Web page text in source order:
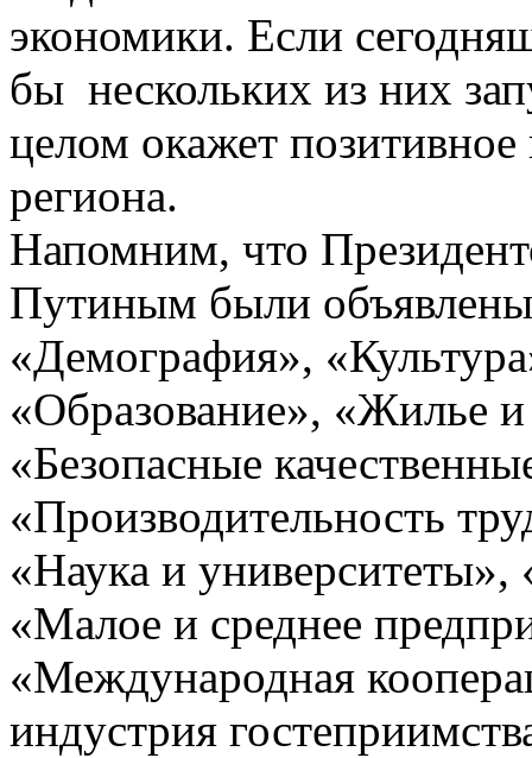
экономики. Если
бы нескольких из них
целом окажет
региона.
Напомним, что
Путиным были
«Демография»,
«Образование», «Жилье и
«Безопасные
«Производительность
«Наука и
«Малое и среднее
«Международная
индустрия